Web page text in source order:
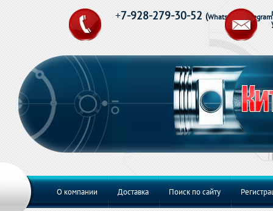
+7-928-279-30-52 (Whats
О компании Доставка Поиск по сайту